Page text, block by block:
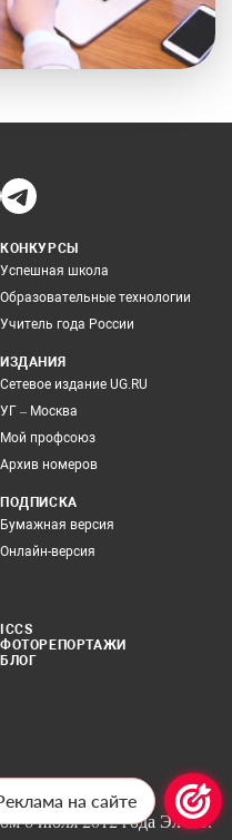
КОНКУРСЫ
Успешная школа
Образовательные технологии
Учитель года России
ИЗДАНИЯ
Сетевое издание UG.RU
УГ – Москва
Мой профсоюз
Архив номеров
ПОДПИСКА
Бумажная версия
Онлайн-версия
ICCS
ФОТОРЕПОРТАЖИ
БЛОГ
12+
6 июля 2012 года Эл No.
на сайте